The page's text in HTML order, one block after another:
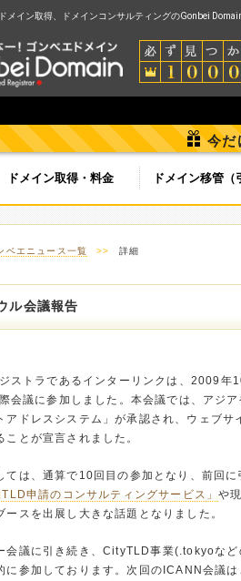
メイン取得、ドメインコンサルティングのGonbei
今だ
ドメイン取得・料金 ドメイン移管（
ベエニュース一覧 >> 詳細
ル会議報告
ストラであるインターリンクは、2009年
会議に参加しました。本会議では、アジ
アドレスシステム」が承認され、ウェブ
ことが宣言されました。
ては、通算で10回目の参加となり、前回
申請のコンサルティングサービス」や
ースを出展し大きな話題となりました。
会議に引き続き、CityTLD事業(.tokyoな
に参加しております。次回のICANN会議